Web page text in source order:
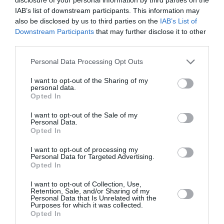
IAB’s list of downstream participants. This information may
also be disclosed by us to third parties on the IAB’s List of
Downstream Participants that may further disclose it to other
Please note that this website/app uses one or more Google
not limited to your visit or usage behaviour. You may click to
grant or deny consent to Google and its third-party tags to
use your data for below specified purposes in below Google
consent section.
Personal Data Processing Opt Outs
I want to opt-out of the Sharing of my
personal data.
Opted In
I want to opt-out of the Sale of my
Personal Data.
Opted In
I want to opt-out of processing my
Personal Data for Targeted Advertising.
Opted In
I want to opt-out of Collection, Use,
Retention, Sale, and/or Sharing of my
Personal Data that Is Unrelated with the
Purposes for which it was collected.
Opted In
Χρηματοδότηση 204,6 εκατ.
ευρώ από το Εθνικό Πρόγραμμα
Ανάπτυξης για την ανάπλαση
της ΔΕΘ